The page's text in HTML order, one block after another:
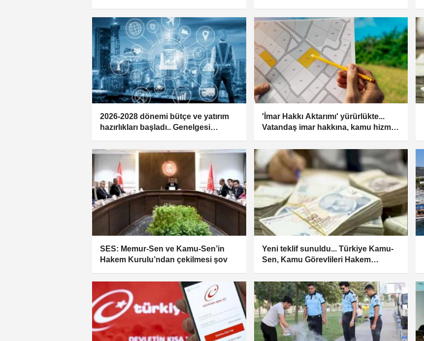
2026-2028 dönemi bütçe ve yatırım
hazırlıkları başladı.. Genelgesi
'İmar Hakkı Aktarımı' yürürlükte...
Vatandaş imar hakkına, kamu hizmet
SES: Memur-Sen ve Kamu-Sen’in
Hakem Kurulu’ndan çekilmesi şov
Yeni teklif sunuldu... Türkiye Kamu-
Sen, Kamu Görevlileri Hakem